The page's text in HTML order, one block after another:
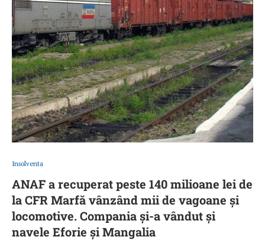
Insolventa
ANAF a recuperat peste 140 milioane lei de
la CFR Marfă vânzând mii de vagoane și
locomotive. Compania și-a vândut și
navele Eforie și Mangalia